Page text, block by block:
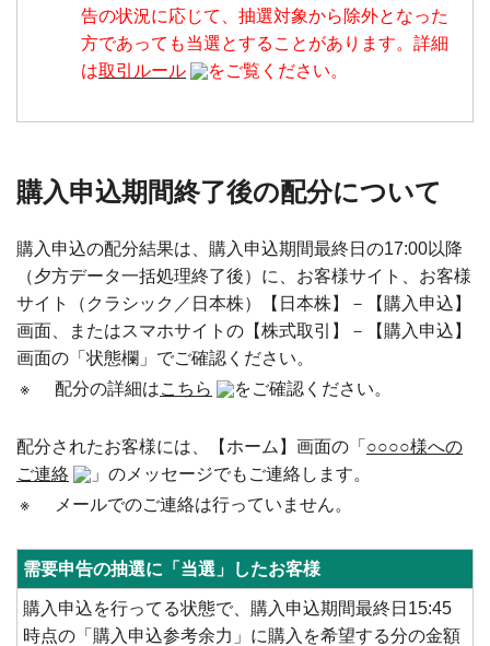
告の状況に応じて、抽選対象から除外となった
方であっても当選とすることがあります。詳細
は取引ルール をご覧ください。
購入申込期間終了後の配分について
購入申込の配分結果は、購入申込期間最終日の17:00以降
（夕方データ一括処理終了後）に、お客様サイト、お客様
サイト（クラシック／日本株）【日本株】－【購入申込】
画面、またはスマホサイトの【株式取引】－【購入申込】
画面の「状態欄」でご確認ください。
※
配分の詳細はこちら をご確認ください。
配分されたお客様には、【ホーム】画面の「 ○○○○様への
ご連絡
」のメッセージでもご連絡します。
※
メールでのご連絡は行っていません。
需要申告の抽選に「当選」したお客様
購入申込を行ってる状態で、購入申込期間最終日15:45
時点の「購入申込参考余力」に購入を希望する分の金額